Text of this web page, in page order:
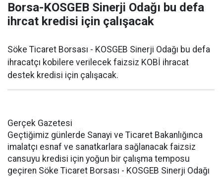
Borsa-KOSGEB Sinerji Odağı bu defa
ihrcat kredisi için çalışacak
Söke Ticaret Borsası - KOSGEB Sinerji Odağı bu defa
ihracatçı kobilere verilecek faizsiz KOBİ ihracat
destek kredisi için çalışacak.
Gerçek Gazetesi
Geçtiğimiz günlerde Sanayi ve Ticaret Bakanlığınca
imalatçı esnaf ve sanatkarlara sağlanacak faizsiz
cansuyu kredisi için yoğun bir çalışma temposu
geçiren Söke Ticaret Borsası - KOSGEB Sinerji Odağı